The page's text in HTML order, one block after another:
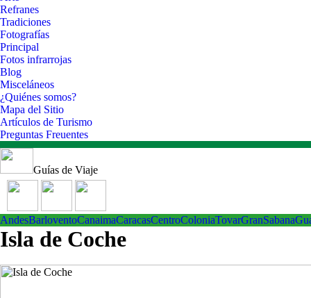
Refranes
Tradiciones
Fotografías
Principal
Fotos infrarrojas
Blog
Misceláneos
¿Quiénes somos?
Mapa del Sitio
Artículos de Turismo
Preguntas Freuentes
Guías de Viaje
AndesBarloventoCanaimaCaracasCentroColoniaTovarGranSabana
Isla de Coche